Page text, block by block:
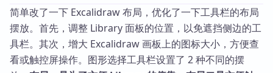
简单改了一下 Excalidraw 布局，优化了一下工具栏的布局
摆放。首先，调整 Library 面板的位置，以免遮挡侧边的工
具栏。其次，增大 Excalidraw 画板上的图标大小，方便查
看或触控屏操作。图形选择工具栏设置了 2 种不同的摆